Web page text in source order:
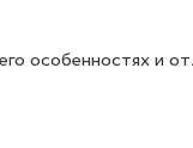
особенностях и